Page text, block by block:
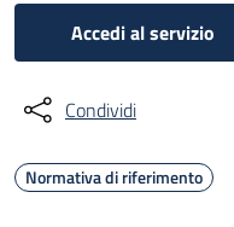
Accedi al servizio
Condividi
Normativa di riferimento